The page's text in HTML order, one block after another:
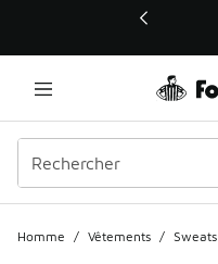
Ce lien ouvrira une
Homme / Vêtements /